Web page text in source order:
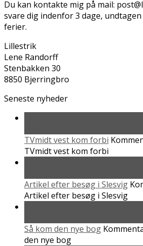
Du kan kontakte mig på mail:
svare dig indenfor 3 dage,
ferier.
Lillestrik
Lene Randorff
Stenbakken 30
8850 Bjerringbro
Seneste nyheder
TVmidt vest kom forbi
TVmidt vest kom forbi
Artikel efter besøg i Slesvig
Artikel efter besøg i Slesvig
Så kom den nye bog
den nye bog